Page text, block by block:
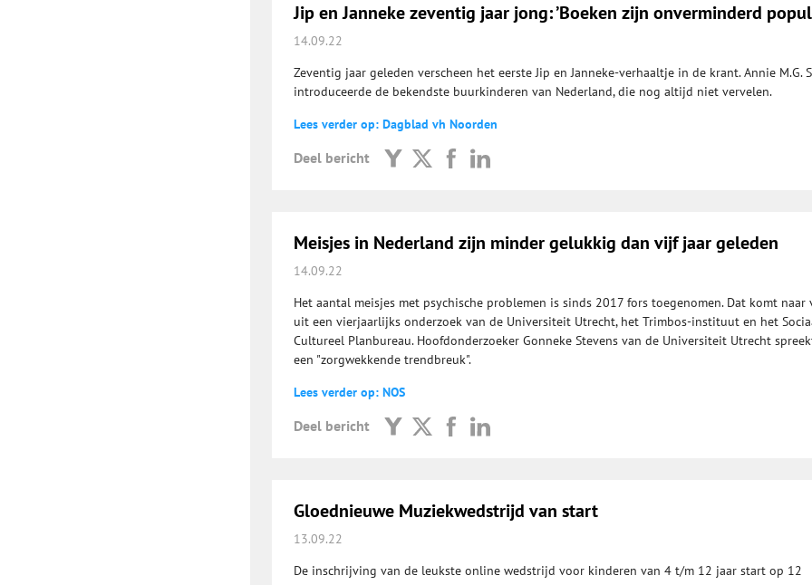
Jip en Janneke zeventig jaar jong: ’Boeken zijn onverminderd
14.09.22
Zeventig jaar geleden verscheen het eerste Jip en Janneke-verhaaltje in de krant. Annie M.G.
introduceerde de bekendste buurkinderen van Nederland, die nog altijd niet vervelen.
Lees verder op: Dagblad vh Noorden
Deel bericht
Meisjes in Nederland zijn minder gelukkig dan vijf jaar geleden
14.09.22
Het aantal meisjes met psychische problemen is sinds 2017 fors toegenomen. Dat komt naar
uit een vierjaarlijks onderzoek van de Universiteit Utrecht, het Trimbos-instituut en het
Cultureel Planbureau. Hoofdonderzoeker Gonneke Stevens van de Universiteit Utrecht
een "zorgwekkende trendbreuk".
Lees verder op: NOS
Deel bericht
Gloednieuwe Muziekwedstrijd van start
13.09.22
De inschrijving van de leukste online wedstrijd voor kinderen van 4 t/m 12 jaar start op 12